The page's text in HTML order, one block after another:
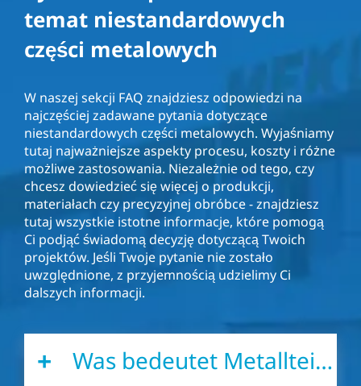
temat niestandardowych
części metalowych
W naszej sekcji FAQ znajdziesz odpowiedzi na
najczęściej zadawane pytania dotyczące
niestandardowych części metalowych. Wyjaśniamy
tutaj najważniejsze aspekty procesu, koszty i różne
możliwe zastosowania. Niezależnie od tego, czy
chcesz dowiedzieć się więcej o produkcji,
materiałach czy precyzyjnej obróbce - znajdziesz
tutaj wszystkie istotne informacje, które pomogą
Ci podjąć świadomą decyzję dotyczącą Twoich
projektów. Jeśli Twoje pytanie nie zostało
uwzględnione, z przyjemnością udzielimy Ci
dalszych informacji.
Was bedeutet Metallteile-Sonderanfertigung?